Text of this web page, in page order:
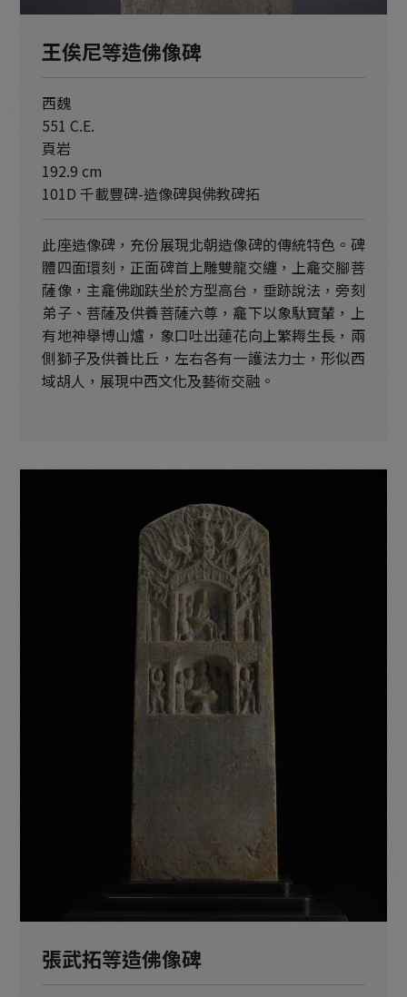
王俟尼等造佛像碑
西魏
551 C.E.
頁岩
192.9 cm
101D 千載豐碑-造像碑與佛教碑拓
此座造像碑，充份展現北朝造像碑的傳統特色。碑
體四面環刻，正面碑首上雕雙龍交纏，上龕交腳菩
薩像，主龕佛跏趺坐於方型高台，垂跡說法，旁刻
弟子、菩薩及供養菩薩六尊，龕下以象馱寶輦，上
有地神舉博山爐，象口吐出蓮花向上繁耨生長，兩
側獅子及供養比丘，左右各有一護法力士，形似西
域胡人，展現中西文化及藝術交融。
張武拓等造佛像碑